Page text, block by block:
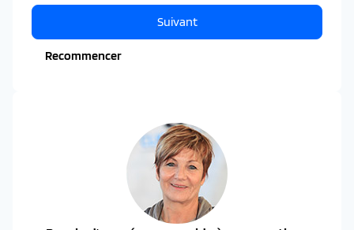
Recommencer
Suivant